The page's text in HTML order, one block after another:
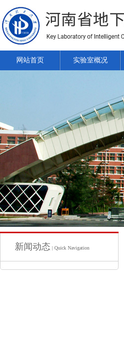
网站首页 实验室概况
新闻动态 | Quick Navigation